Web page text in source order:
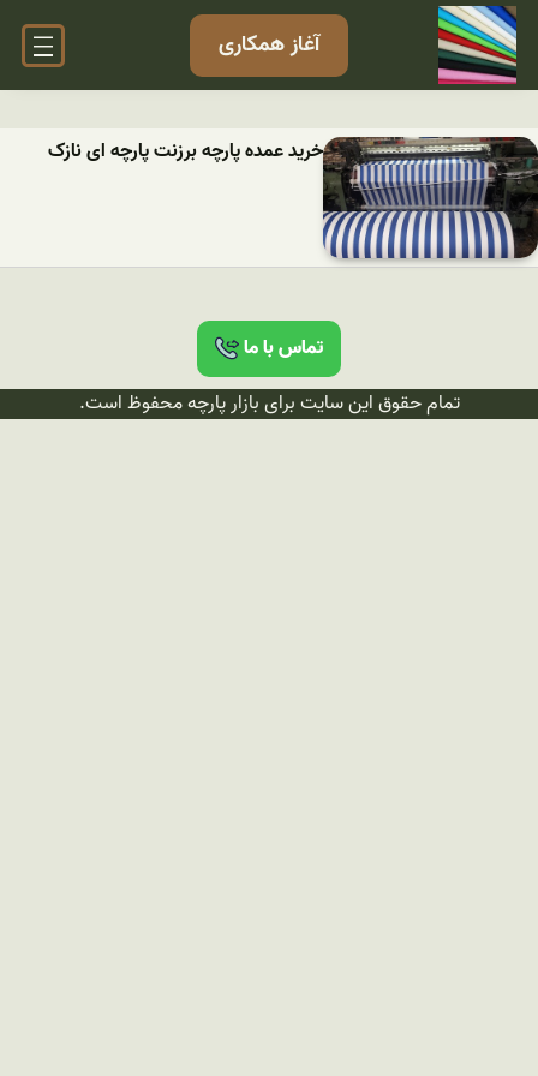
آغاز همکاری
خرید عمده پارچه برزنت پارچه ای نازک
تماس با ما
تمام حقوق این سایت برای بازار پارچه محفوظ است.